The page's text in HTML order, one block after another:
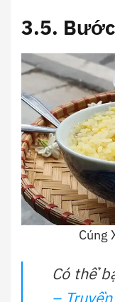
3.5.
Cúng
Có thể
–